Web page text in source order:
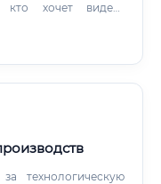
хочет видеть
технологическую